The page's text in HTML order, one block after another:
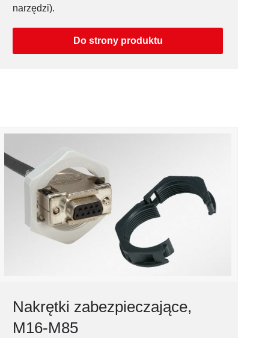
narzędzi).
Do strony produktu
Nakrętki zabezpieczające,
M16-M85